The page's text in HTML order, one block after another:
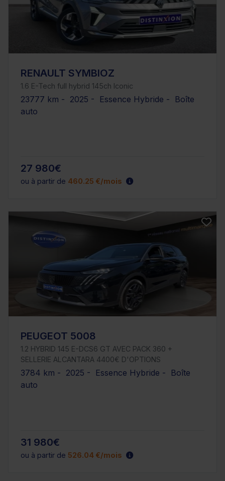
RENAULT SYMBIOZ
1.6 E-Tech full hybrid 145ch Iconic
23777 km - 2025 - Essence Hybride - Boîte
auto
27 980€
ou à partir de 460.25 €/mois
PEUGEOT 5008
1.2 HYBRID 145 E-DCS6 GT AVEC PACK 360 +
SELLERIE ALCANTARA 4400€ D'OPTIONS
3784 km - 2025 - Essence Hybride - Boîte
auto
31 980€
ou à partir de 526.04 €/mois